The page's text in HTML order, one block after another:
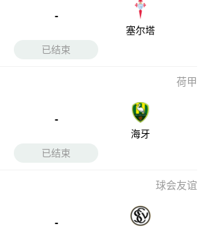
-
塞尔塔
已结束
荷甲
-
海牙
已结束
球会友谊
-